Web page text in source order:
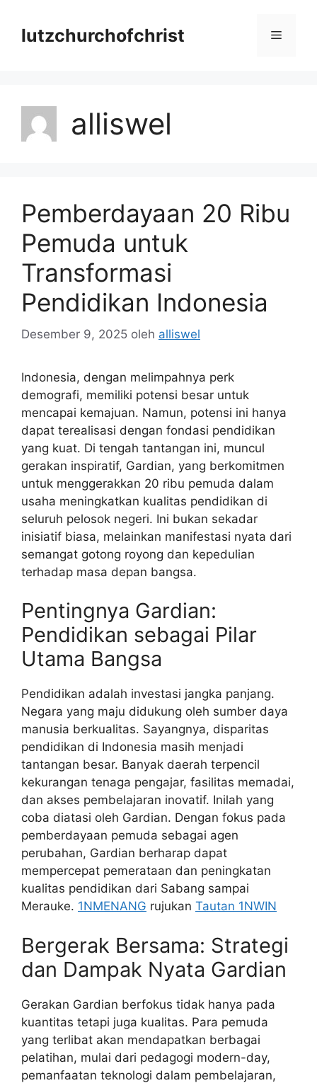
lutzchurchofchrist Menu
alliswel
Pemberdayaan 20 Ribu
Pemuda untuk
Transformasi
Pendidikan Indonesia
Desember 9, 2025 oleh alliswel
Indonesia, dengan melimpahnya perk
demografi, memiliki potensi besar untuk
mencapai kemajuan. Namun, potensi ini hanya
dapat terealisasi dengan fondasi pendidikan
yang kuat. Di tengah tantangan ini, muncul
gerakan inspiratif, Gardian, yang berkomitmen
untuk menggerakkan 20 ribu pemuda dalam
usaha meningkatkan kualitas pendidikan di
seluruh pelosok negeri. Ini bukan sekadar
inisiatif biasa, melainkan manifestasi nyata dari
semangat gotong royong dan kepedulian
terhadap masa depan bangsa.
Pentingnya Gardian:
Pendidikan sebagai Pilar
Utama Bangsa
Pendidikan adalah investasi jangka panjang.
Negara yang maju didukung oleh sumber daya
manusia berkualitas. Sayangnya, disparitas
pendidikan di Indonesia masih menjadi
tantangan besar. Banyak daerah terpencil
kekurangan tenaga pengajar, fasilitas memadai,
dan akses pembelajaran inovatif. Inilah yang
coba diatasi oleh Gardian. Dengan fokus pada
pemberdayaan pemuda sebagai agen
perubahan, Gardian berharap dapat
mempercepat pemerataan dan peningkatan
kualitas pendidikan dari Sabang sampai
Merauke. 1NMENANG rujukan Tautan 1NWIN
Bergerak Bersama: Strategi
dan Dampak Nyata Gardian
Gerakan Gardian berfokus tidak hanya pada
kuantitas tetapi juga kualitas. Para pemuda
yang terlibat akan mendapatkan berbagai
pelatihan, mulai dari pedagogi modern-day,
pemanfaatan teknologi dalam pembelajaran,